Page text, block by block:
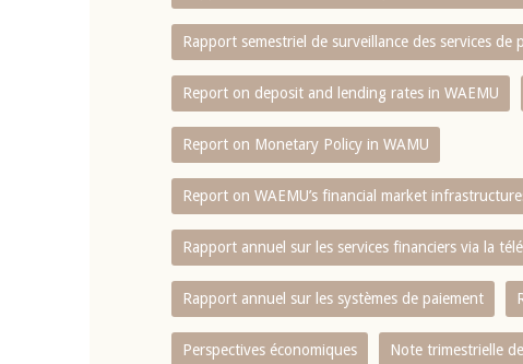
Rapport semestriel de surveillance des services
Report on deposit and lending rates in WAEMU
Report on Monetary Policy in WAMU
Report on WAEMU’s financial market
Rapport annuel sur les services financiers via la
Rapport annuel sur les systèmes de paiement
Perspectives économiques Note trimestrielle
d'ouverture du Comité de
Monétaire de la BCEAO du 4
2026, prononcée par son Président
Jean-Claude Kassi BROU
22 juillet 2026
Mot introductif du
Claude Kassi BROU
de présentation du
de la BCEAO